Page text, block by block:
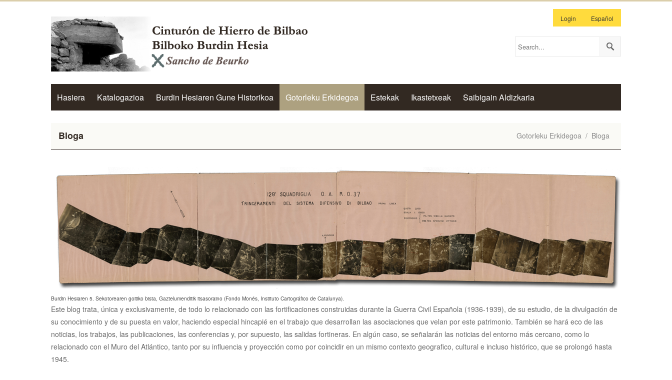
Login Español
Hasiera Katalogazioa Burdin Hesiaren Gune Historikoa Gotorleku Erkidegoa Estekak Ikastetxeak Saibigain Aldizkaria
Bloga Gotorleku Erkidegoa / Bloga
Burdin Hesiaren 5. Sekotorearen goitiko bista, Gaztelumenditik itsasoraino (Fondo Monés, Instituto Cartográfico de Catalunya).
Este blog trata, única y exclusivamente, de todo lo relacionado con las fortificaciones construidas durante la Guerra Civil Española (1936-1939), de su estudio, de la divulgación de
su conocimiento y de su puesta en valor, haciendo especial hincapié en el trabajo que desarrollan las asociaciones que velan por este patrimonio. También se hará eco de las
noticias, los trabajos, las publicaciones, las conferencias y, por supuesto, las salidas fortineras. En algún caso, se señalarán las noticias del entorno más cercano, como lo
relacionado con el Muro del Atlántico, tanto por su influencia y proyección como por coincidir en un mismo contexto geografico, cultural e incluso histórico, que se prolongó hasta
1945.